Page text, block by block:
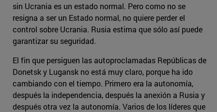
sin Ucrania es un estado normal. Pero como no se
resigna a ser un Estado normal, no quiere perder el
control sobre Ucrania. Rusia estima que sólo así puede
garantizar su seguridad.
El fin que persiguen las autoproclamadas Repúblicas de
Donetsk y Lugansk no está muy claro, porque ha ido
cambiando con el tiempo. Primero era la autonomía,
después la independencia, después la anexión a Rusia y
después otra vez la autonomía. Varios de los líderes que